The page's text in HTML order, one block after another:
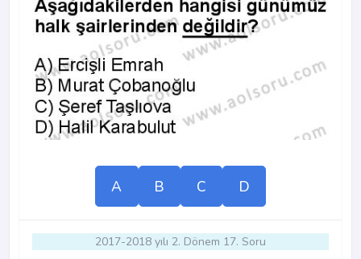
A B C D
2017-2018 yılı 2. Dönem 17. Soru